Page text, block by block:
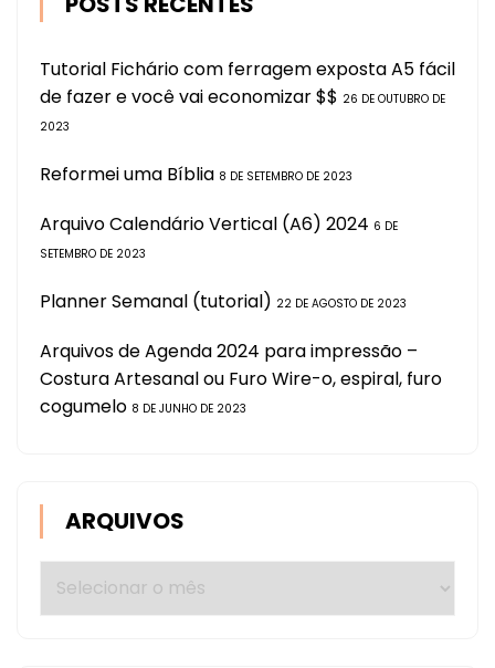
Tutorial Fichário com ferragem exposta A5 fácil
de fazer e você vai economizar $$ 26 DE OUTUBRO DE
2023
Reformei uma Bíblia 8 DE SETEMBRO DE 2023
Arquivo Calendário Vertical (A6) 2024 6 DE
SETEMBRO DE 2023
Planner Semanal (tutorial) 22 DE AGOSTO DE 2023
Arquivos de Agenda 2024 para impressão –
Costura Artesanal ou Furo Wire-o, espiral, furo
cogumelo 8 DE JUNHO DE 2023
ARQUIVOS
Arquivos